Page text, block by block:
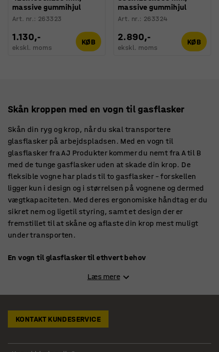
massive gummihjul
Art. nr.: 263323
1.130,-
ekskl. moms
KØB
massive gummihjul
Art. nr.: 263324
2.890,-
ekskl. moms
KØB
Skån kroppen med en vogn til gasflasker
Skån din ryg og krop, når du skal transportere
glasflasker på arbejdspladsen. Med en vogn til
glasflasker fra AJ Produkter kommer du nemt fra A til B
med de tunge gasflasker uden at skade din krop. De
fleksible vogne har plads til to gasflasker – forskellen
ligger kun i design og i størrelsen på vognene og dermed
vægtkapaciteten. Med deres ergonomiske håndtag er du
sikret nem og ligetil styring, samt et design der er
fremstillet til at skåne og aflaste din krop mest muligt
under transporten.
En vogn til glasflasker til ethvert behov
med stødabsorberende gummihjul, så de nemt og
ubesværet kommer over dørtærskler og dørkarme. Vores
en praktisk sikkerhedskæde, der holder gasflaskerne
sikkert fastmonteret under transporten. Den er desuden
meget robust, langtidsholdbar og er fremstillet i
Læs mere
KONTAKT KUNDESERVICE